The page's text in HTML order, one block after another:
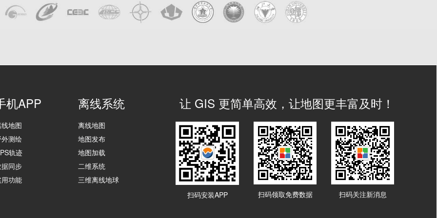
机APP
地图
测绘
轨迹
同步
功能
离线系统
离线地图
地图发布
地图加载
二维系统
三维离线地球
让 GIS 更简单高效，让地图更丰富及时！
扫码关注新消息
扫码领取免费数据
扫码安装APP